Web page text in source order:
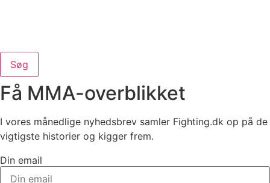
Søg
Få MMA-overblikket
I vores månedlige nyhedsbrev samler Fighting.dk op på de
vigtigste historier og kigger frem.
Din email